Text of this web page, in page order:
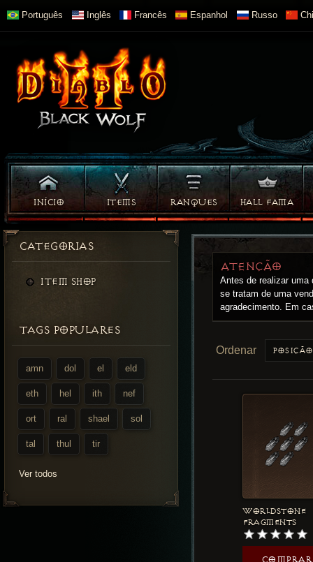
Português Inglês Francês Espanhol Russo
INÍCIO ITEMS RANQUES HALL FAMA
CATEGORIAS
ITEM SHOP
TAGS POPULARES
amn dol el eld
eth hel ith nef
ort ral shael sol
tal thul tir
Ver todos
ATENÇÃO
Antes de realizar
se tratam de uma
agradecimento. Em
Ordenar
WORLDSTONE
FRAGMENTS